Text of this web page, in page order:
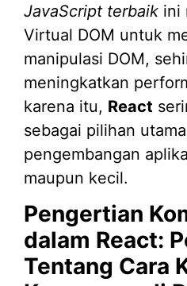
JavaScript terbaik ini
Virtual DOM untuk
manipulasi DOM,
meningkatkan
karena itu, React
sebagai pilihan
pengembangan
maupun kecil.
Pengertian
dalam React:
Tentang Cara